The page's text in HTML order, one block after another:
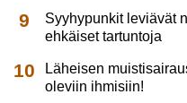
Syyhypunkit leviävät
ehkäiset tartuntoja
Läheisen
oleviin ihmisiin!